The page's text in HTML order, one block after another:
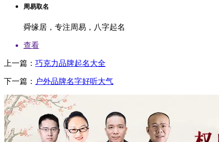
周易取名
舜缘居，专注周易，八字起名
查看
上一篇： 巧克力品牌起名大全
下一篇： 户外品牌名字好听大气